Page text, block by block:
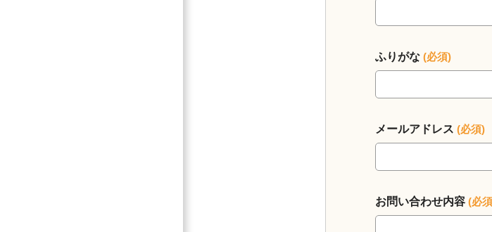
ふりがな (必須)
メールアドレス (必須)
お問い合わせ内容 (必